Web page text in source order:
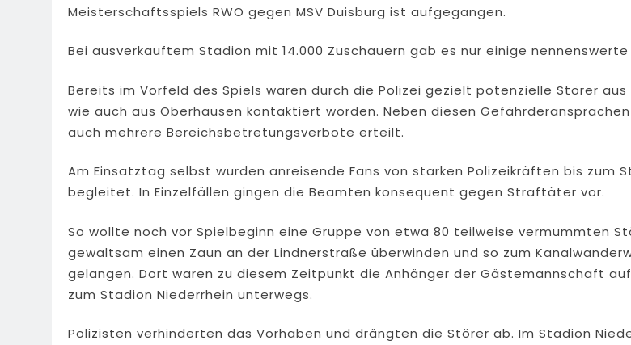
Meisterschaftsspiels RWO gegen MSV Duisburg ist aufgegangen.
Bei ausverkauftem Stadion mit 14.000 Zuschauern gab es nur einige
Bereits im Vorfeld des Spiels waren durch die Polizei gezielt potenzielle Störer aus
wie auch aus Oberhausen kontaktiert worden. Neben diesen
auch mehrere Bereichsbetretungsverbote erteilt.
Am Einsatztag selbst wurden anreisende Fans von starken Polizeikräften bis zum
begleitet. In Einzelfällen gingen die Beamten konsequent gegen Straftäter vor.
So wollte noch vor Spielbeginn eine Gruppe von etwa 80 teilweise vermummten
gewaltsam einen Zaun an der Lindnerstraße überwinden und so zum
gelangen. Dort waren zu diesem Zeitpunkt die Anhänger der Gästemannschaft
zum Stadion Niederrhein unterwegs.
Polizisten verhinderten das Vorhaben und drängten die Störer ab. Im Stadion